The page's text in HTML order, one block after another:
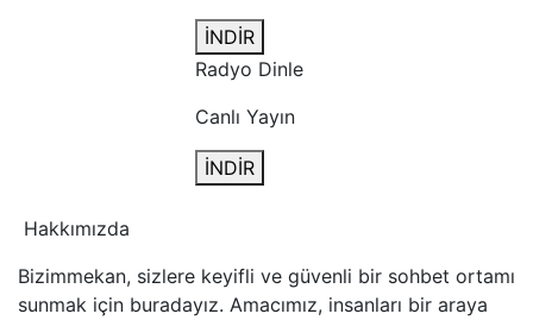
İNDİR
Radyo Dinle
Canlı Yayın
İNDİR
Hakkımızda
Bizimmekan, sizlere keyifli ve güvenli bir sohbet ortamı
sunmak için buradayız. Amacımız, insanları bir araya